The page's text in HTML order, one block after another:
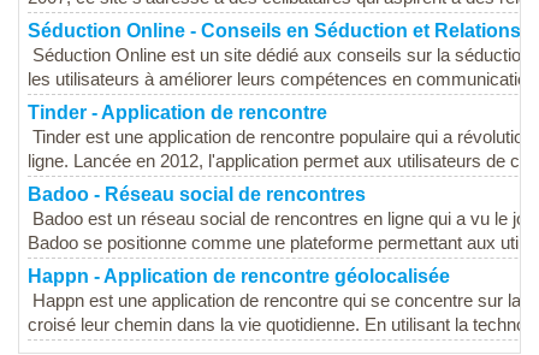
Séduction Online - Conseils en Séduction et Relations
Séduction Online est un site dédié aux conseils sur la
les utilisateurs à améliorer leurs compétences en
Tinder - Application de rencontre
Tinder est une application de rencontre populaire qui a
ligne. Lancée en 2012, l'application permet aux utilisateurs de
Badoo - Réseau social de rencontres
Badoo est un réseau social de rencontres en ligne qui a vu le
Badoo se positionne comme une plateforme permettant aux
Happn - Application de rencontre géolocalisée
Happn est une application de rencontre qui se concentre sur la
croisé leur chemin dans la vie quotidienne. En utilisant la